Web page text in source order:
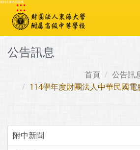
跳到主要內容區塊
:::
公告訊息
首頁
公告訊
114學年度財團法人中華民國
附中新聞